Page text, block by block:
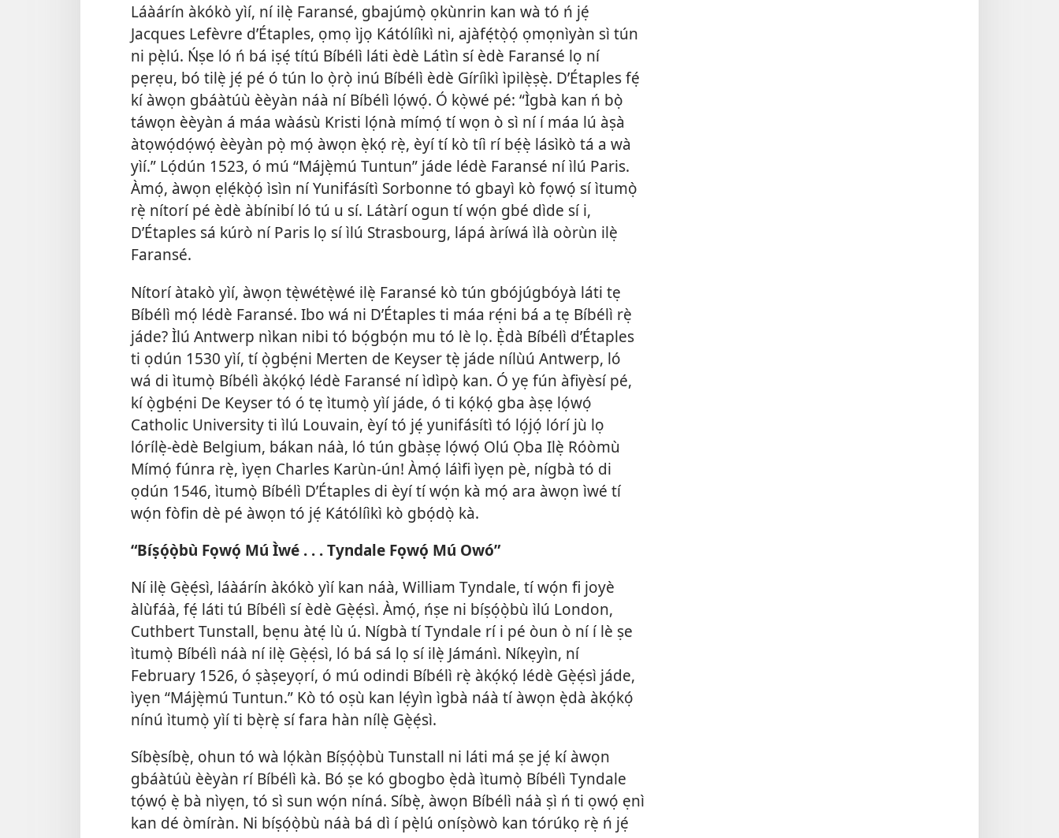
Láàárín àkókò yìí, ní ilẹ̀ Faransé, gbajúmọ̀ ọkùnrin kan wà tó ń jẹ́
Jacques Lefèvre d’Étaples, ọmọ ìjọ Kátólíìkì ni, ajàfẹ́tọ̀ọ́ ọmọnìyàn sì tún
ni pẹ̀lú. Ńṣe ló ń bá iṣẹ́ títú Bíbélì láti èdè Látìn sí èdè Faransé lọ ní
pẹrẹu, bó tilẹ̀ jẹ́ pé ó tún lo ọ̀rọ̀ inú Bíbélì èdè Gíríìkì ìpilẹ̀ṣẹ̀. D’Étaples fẹ́
kí àwọn gbáàtúù èèyàn náà ní Bíbélì lọ́wọ́. Ó kọ̀wé pé: “Ìgbà kan ń bọ̀
táwọn èèyàn á máa wàásù Kristi lọ́nà mímọ́ tí wọn ò sì ní í máa lú àṣà
àtọwọ́dọ́wọ́ èèyàn pọ̀ mọ́ àwọn ẹ̀kọ́ rẹ̀, èyí tí kò tíì rí bẹ́ẹ̀ lásìkò tá a wà
yìí.” Lọ́dún 1523, ó mú “Májẹ̀mú Tuntun” jáde lédè Faransé ní ìlú Paris.
Àmọ́, àwọn ẹlẹ́kọ̀ọ́ ìsìn ní Yunifásítì Sorbonne tó gbayì kò fọwọ́ sí ìtumọ̀
rẹ̀ nítorí pé èdè àbínibí ló tú u sí. Látàrí ogun tí wọ́n gbé dìde sí i,
D’Étaples sá kúrò ní Paris lọ sí ìlú Strasbourg, lápá àríwá ìlà oòrùn ilẹ̀
Faransé.
Nítorí àtakò yìí, àwọn tẹ̀wétẹ̀wé ilẹ̀ Faransé kò tún gbójúgbóyà láti tẹ
Bíbélì mọ́ lédè Faransé. Ibo wá ni D’Étaples ti máa rẹ́ni bá a tẹ Bíbélì rẹ̀
jáde? Ìlú Antwerp nìkan nibi tó bọ́gbọ́n mu tó lè lọ. Ẹ̀dà Bíbélì d’Étaples
ti ọdún 1530 yìí, tí ọ̀gbẹ́ni Merten de Keyser tẹ̀ jáde nílùú Antwerp, ló
wá di ìtumọ̀ Bíbélì àkọ́kọ́ lédè Faransé ní ìdìpọ̀ kan. Ó yẹ fún àfiyèsí pé,
kí ọ̀gbẹ́ni De Keyser tó ó tẹ ìtumọ̀ yìí jáde, ó ti kọ́kọ́ gba àṣẹ lọ́wọ́
Catholic University ti ìlú Louvain, èyí tó jẹ́ yunifásítì tó lọ́jọ́ lórí jù lọ
lórílẹ̀-èdè Belgium, bákan náà, ló tún gbàṣẹ lọ́wọ́ Olú Ọba Ilẹ̀ Róòmù
Mímọ́ fúnra rẹ̀, ìyẹn Charles Karùn-ún! Àmọ́ láìfi ìyẹn pè, nígbà tó di
ọdún 1546, ìtumọ̀ Bíbélì D’Étaples di èyí tí wọ́n kà mọ́ ara àwọn ìwé tí
wọ́n fòfin dè pé àwọn tó jẹ́ Kátólíìkì kò gbọ́dọ̀ kà.
“Bíṣọ́ọ̀bù Fọwọ́ Mú Ìwé . . . Tyndale Fọwọ́ Mú Owó”
Ní ilẹ̀ Gẹ̀ẹ́sì, láàárín àkókò yìí kan náà, William Tyndale, tí wọ́n fi joyè
àlùfáà, fẹ́ láti tú Bíbélì sí èdè Gẹ̀ẹ́sì. Àmọ́, ńṣe ni bíṣọ́ọ̀bù ìlú London,
Cuthbert Tunstall, bẹnu àtẹ́ lù ú. Nígbà tí Tyndale rí i pé òun ò ní í lè ṣe
ìtumọ̀ Bíbélì náà ní ilẹ̀ Gẹ̀ẹ́sì, ló bá sá lọ sí ilẹ̀ Jámánì. Níkẹyìn, ní
February 1526, ó ṣàṣeyọrí, ó mú odindi Bíbélì rẹ̀ àkọ́kọ́ lédè Gẹ̀ẹ́sì jáde,
ìyẹn “Májẹ̀mú Tuntun.” Kò tó oṣù kan lẹ́yìn ìgbà náà tí àwọn ẹ̀dà àkọ́kọ́
nínú ìtumọ̀ yìí ti bẹ̀rẹ̀ sí fara hàn nílẹ̀ Gẹ̀ẹ́sì.
Síbẹ̀síbẹ̀, ohun tó wà lọ́kàn Bíṣọ́ọ̀bù Tunstall ni láti má ṣe jẹ́ kí àwọn
gbáàtúù èèyàn rí Bíbélì kà. Bó ṣe kó gbogbo ẹ̀dà ìtumọ̀ Bíbélì Tyndale
tọ́wọ́ ẹ̀ bà nìyẹn, tó sì sun wọ́n níná. Síbẹ̀, àwọn Bíbélì náà ṣì ń ti ọwọ́ ẹnì
kan dé òmíràn. Ni bíṣọ́ọ̀bù náà bá dì í pẹ̀lú oníṣòwò kan tórúkọ rẹ̀ ń jẹ́